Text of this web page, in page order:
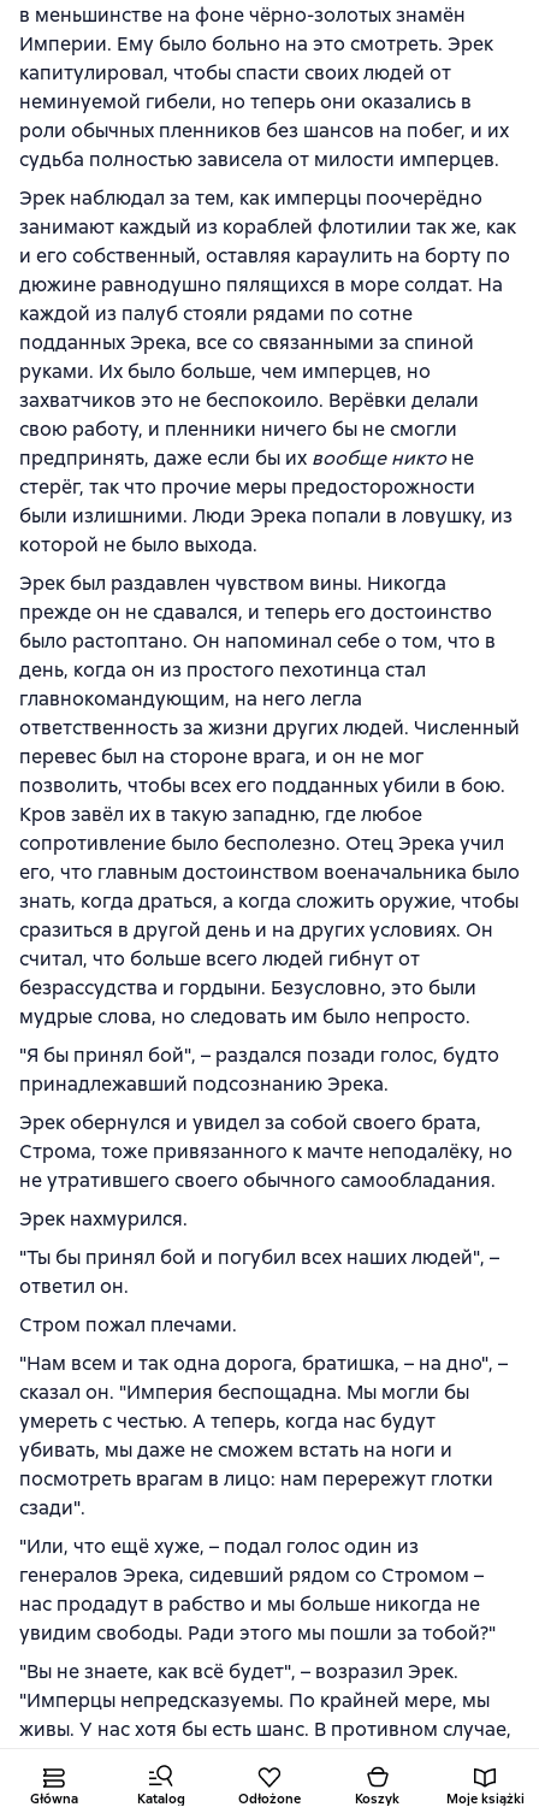
Główna Katalog Odłożone Koszyk Moje książki
в меньшинстве на фоне чёрно-золотых знамён
Империи. Ему было больно на это смотреть. Эрек
капитулировал, чтобы спасти своих людей от
неминуемой гибели, но теперь они оказались в
роли обычных пленников без шансов на побег, и их
судьба полностью зависела от милости имперцев.
Эрек наблюдал за тем, как имперцы поочерёдно
занимают каждый из кораблей флотилии так же, как
и его собственный, оставляя караулить на борту по
дюжине равнодушно пялящихся в море солдат. На
каждой из палуб стояли рядами по сотне
подданных Эрека, все со связанными за спиной
руками. Их было больше, чем имперцев, но
захватчиков это не беспокоило. Верёвки делали
свою работу, и пленники ничего бы не смогли
предпринять, даже если бы их вообще никтоне
стерёг, так что прочие меры предосторожности
были излишними. Люди Эрека попали в ловушку, из
которой не было выхода.
Эрек был раздавлен чувством вины. Никогда
прежде он не сдавался, и теперь его достоинство
было растоптано. Он напоминал себе о том, что в
день, когда он из простого пехотинца стал
главнокомандующим, на него легла
ответственность за жизни других людей. Численный
перевес был на стороне врага, и он не мог
позволить, чтобы всех его подданных убили в бою.
Кров завёл их в такую западню, где любое
сопротивление было бесполезно. Отец Эрека учил
его, что главным достоинством военачальника было
знать, когда драться, а когда сложить оружие, чтобы
сразиться в другой день и на других условиях. Он
считал, что больше всего людей гибнут от
безрассудства и гордыни. Безусловно, это были
мудрые слова, но следовать им было непросто.
"Я бы принял бой", – раздался позади голос, будто
принадлежавший подсознанию Эрека.
Эрек обернулся и увидел за собой своего брата,
Строма, тоже привязанного к мачте неподалёку, но
не утратившего своего обычного самообладания.
Эрек нахмурился.
"Ты бы принял бой и погубил всех наших людей", –
ответил он.
Стром пожал плечами.
"Нам всем и так одна дорога, братишка, – на дно", –
сказал он. "Империя беспощадна. Мы могли бы
умереть с честью. А теперь, когда нас будут
убивать, мы даже не сможем встать на ноги и
посмотреть врагам в лицо: нам перережут глотки
сзади".
"Или, что ещё хуже, – подал голос один из
генералов Эрека, сидевший рядом со Стромом –
нас продадут в рабство и мы больше никогда не
увидим свободы. Ради этого мы пошли за тобой?"
"Вы не знаете, как всё будет", – возразил Эрек.
"Имперцы непредсказуемы. По крайней мере, мы
живы. У нас хотя бы есть шанс. В противном случае,
Стром смотрел на Эрека с разочарованием.